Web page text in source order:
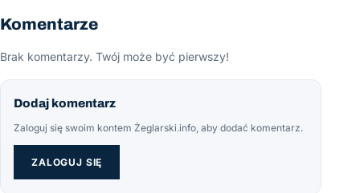
Komentarze
Brak komentarzy. Twój może być pierwszy!
Dodaj komentarz
Zaloguj się swoim kontem Żeglarski.info, aby dodać komentarz.
ZALOGUJ SIĘ